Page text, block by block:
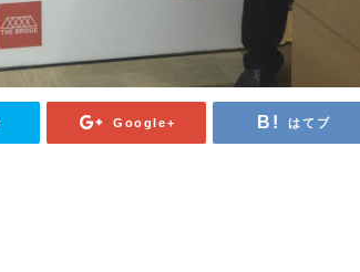
Google+ はてブ